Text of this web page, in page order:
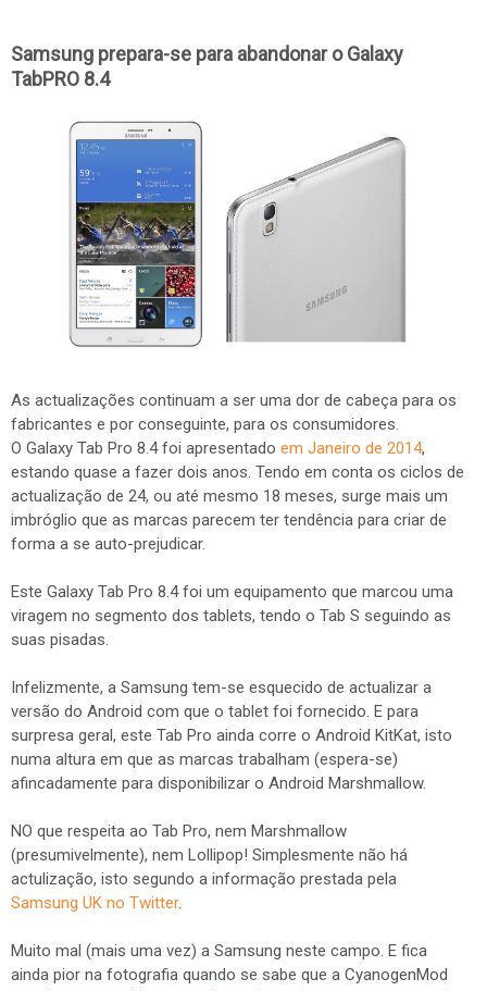
Samsung prepara-se para abandonar oGalaxy
TabPRO 8.4
As actualizações continuam a ser uma dor de cabeça para os
fabricantes e por conseguinte, para os consumidores.
O Galaxy Tab Pro 8.4 foi apresentado em Janeiro de 2014,
estando quase a fazer dois anos. Tendo em conta os ciclos de
actualização de 24, ou até mesmo 18 meses, surge mais um
imbróglio que as marcas parecem ter tendência para criar de
forma a se auto-prejudicar.
Este Galaxy Tab Pro 8.4 foi um equipamento que marcou uma
viragem no segmento dos tablets, tendo o Tab S seguindo as
suas pisadas.
Infelizmente, a Samsung tem-se esquecido de actualizar a
versão do Android com que o tablet foi fornecido. E para
surpresa geral, este Tab Pro ainda corre o Android KitKat, isto
numa altura em que as marcas trabalham (espera-se)
afincadamente para disponibilizar o Android Marshmallow.
NO que respeita ao Tab Pro, nem Marshmallow
(presumivelmente), nem Lollipop! Simplesmente não há
actulização, isto segundo a informação prestada pela
Samsung UK no Twitter.
Muito mal (mais uma vez) a Samsung neste campo. E fica
ainda pior na fotografia quando se sabe que a CyanogenMod